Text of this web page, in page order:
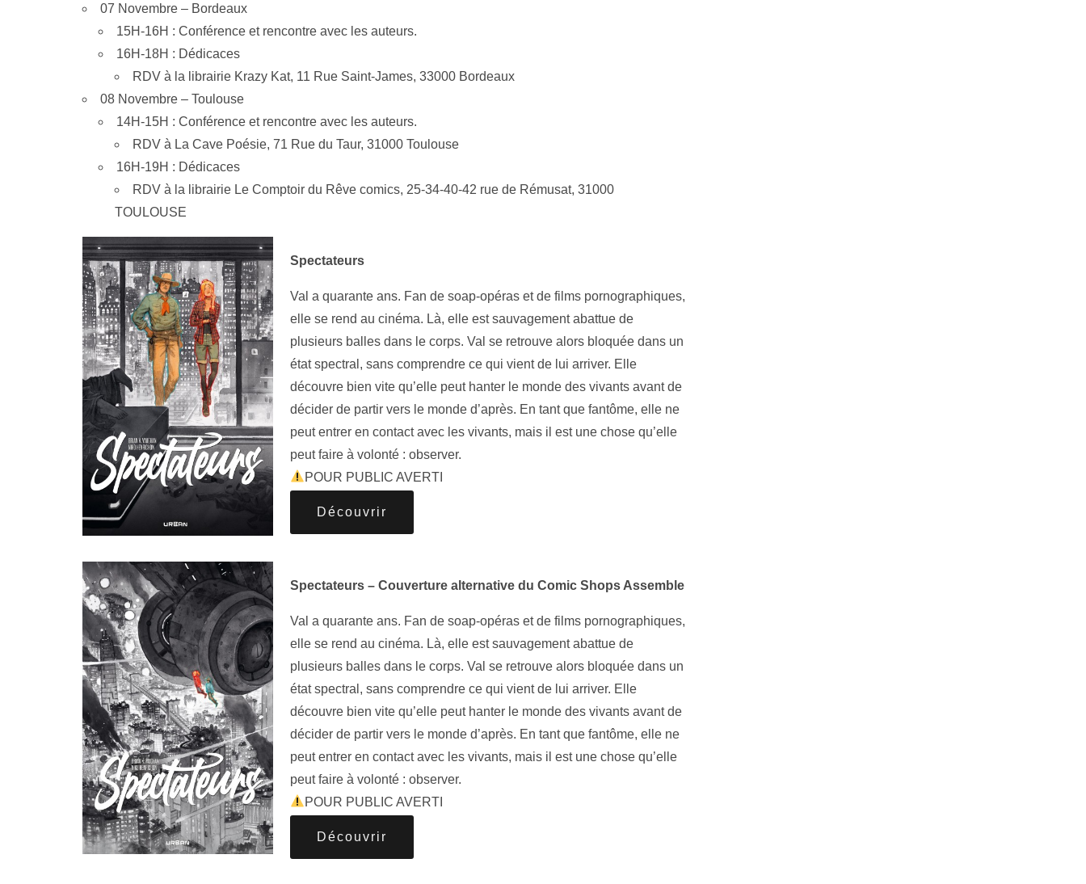
07 Novembre – Bordeaux
15H-16H : Conférence et rencontre avec les auteurs.
16H-18H : Dédicaces
RDV à la librairie Krazy Kat, 11 Rue Saint-James, 33000 Bordeaux
08 Novembre – Toulouse
14H-15H : Conférence et rencontre avec les auteurs.
RDV à La Cave Poésie, 71 Rue du Taur, 31000 Toulouse
16H-19H : Dédicaces
RDV à la librairie Le Comptoir du Rêve comics, 25-34-40-42 rue de Rémusat, 31000
TOULOUSE
Spectateurs
Val a quarante ans. Fan de soap-opéras et de films pornographiques,
elle se rend au cinéma. Là, elle est sauvagement abattue de
plusieurs balles dans le corps. Val se retrouve alors bloquée dans un
état spectral, sans comprendre ce qui vient de lui arriver. Elle
découvre bien vite qu’elle peut hanter le monde des vivants avant de
décider de partir vers le monde d’après. En tant que fantôme, elle ne
peut entrer en contact avec les vivants, mais il est une chose qu’elle
peut faire à volonté : observer.
POUR PUBLIC AVERTI
Découvrir
Spectateurs – Couverture alternative du Comic Shops Assemble
Val a quarante ans. Fan de soap-opéras et de films pornographiques,
elle se rend au cinéma. Là, elle est sauvagement abattue de
plusieurs balles dans le corps. Val se retrouve alors bloquée dans un
état spectral, sans comprendre ce qui vient de lui arriver. Elle
découvre bien vite qu’elle peut hanter le monde des vivants avant de
décider de partir vers le monde d’après. En tant que fantôme, elle ne
peut entrer en contact avec les vivants, mais il est une chose qu’elle
peut faire à volonté : observer.
POUR PUBLIC AVERTI
Découvrir